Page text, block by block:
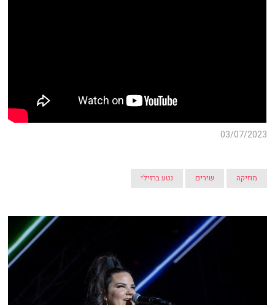
03/07/2023
מוזיקה שירים נטע ברזילי